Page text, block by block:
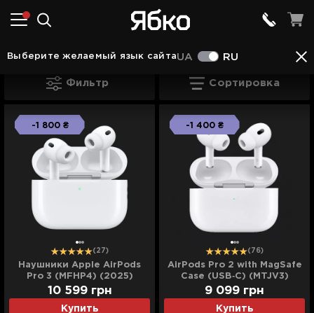
Выберите желаемый язык сайтаUA RU
Наушники в Житомире Наушники Apple в
Наушники Apple в Житомире
Фильтр Сортировка
-1 800 ₴
(27)
Наушники Apple AirPods
Pro 3 (MFHP4) (2025)
Купить
10 599 грн
-1 400 ₴
(76)
AirPods Pro 2 with MagSafe
Case (USB‑C) (MTJV3)
(2023)
Купить
9 099 грн